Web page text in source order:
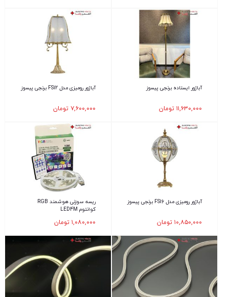
آباژور ایستاده برنجی پیسوز
۱۱,۶۳۰,۰۰۰ تومان
آباژور رومیزی مدل FS12 برنجی پیسوز
۷,۶۰۰,۰۰۰ تومان
آباژور رومیزی مدل FS16 برنجی پیسوز
۱۰,۸۵۰,۰۰۰ تومان
ریسه سوزنی هوشمند RGB
کوانتوم LED4M
۱,۰۸۰,۰۰۰ تومان